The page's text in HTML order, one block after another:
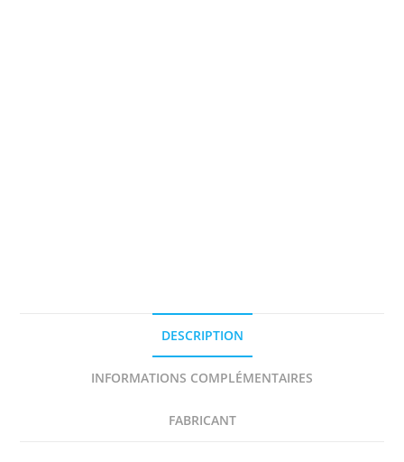
DESCRIPTION
INFORMATIONS COMPLÉMENTAIRES
FABRICANT